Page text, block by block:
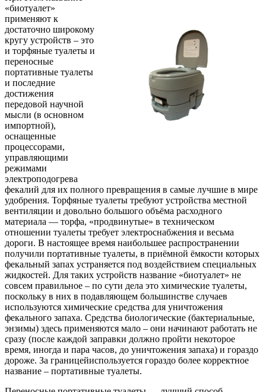
«биотуалет»
применяют к
достаточно широкому
кругу устройств – это
и торфяные туалеты и
переносные
портативные туалеты
и последние
достижения
передовой научной
мысли (в основном
импортной),
оснащенные
процессорами,
управляющими
режимами
электроподогрева
фекалий для их полного превращения в самые лучшие в мире
удобрения. Торфяные туалеты требуют устройства местной
вентиляции и довольно большого объёма расходного
материала — торфа, «продвинутые» в техническом
отношении туалеты требует электроснабжения и весьма
дороги. В настоящее время наибольшее распространении
получили портативные туалеты, в приёмной ёмкости которых
фекальный запах устраняется под воздействием специальных
жидкостей. Для таких устройств название «биотуалет» не
совсем правильное – по сути дела это химические туалеты,
поскольку в них в подавляющем большинстве случаев
используются химические средства для уничтожения
фекального запаха. Средства биологические (бактериальные,
энзимы) здесь применяются мало – они начинают работать не
сразу (после каждой заправки должно пройти некоторое
время, иногда и пара часов, до уничтожения запаха) и гораздо
дороже. За границейиспользуется гораздо более корректное
название – портативные туалеты.